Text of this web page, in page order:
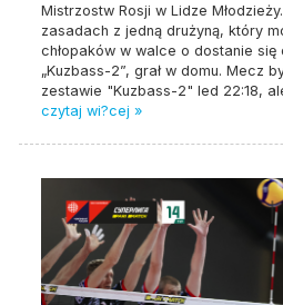
Mistrzostw Rosji w Lidze
zasadach z jedną drużyną, który
chłopaków w walce o dostanie się
„Kuzbass-2”, grał w domu. Mecz
zestawie "Kuzbass-2" led 22:18,
czytaj wi?cej »